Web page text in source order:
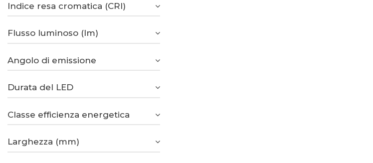
Indice resa cromatica (CRI)
Flusso luminoso (lm)
Angolo di emissione
Durata del LED
Classe efficienza energetica
Larghezza (mm)